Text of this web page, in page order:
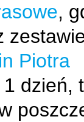
,
Piotra
dzień,